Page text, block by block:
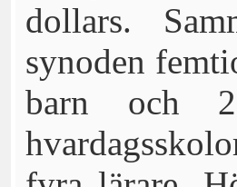
dollars.
synoden
barn och